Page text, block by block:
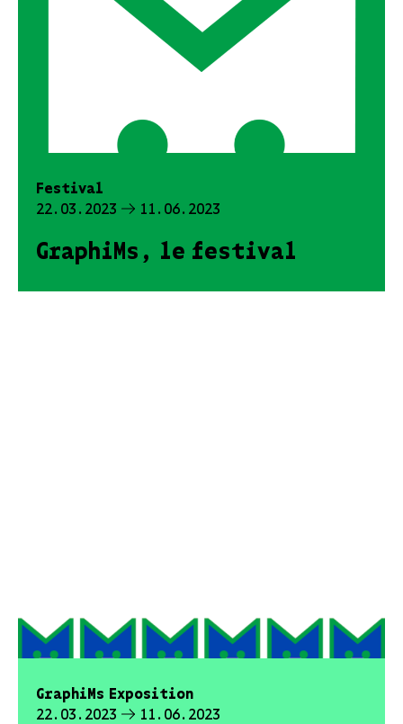
Festival
22.03.2023
11.06.2023
GraphiMs, le festival
GraphiMs Exposition
22.03.2023
11.06.2023